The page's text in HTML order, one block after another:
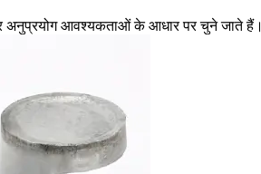
अनुप्रयोग आवश्यकताओं के आधार पर चुने जाते हैं।